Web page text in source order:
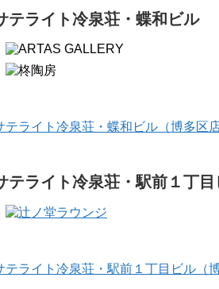
テライト冷泉荘・蝶和ビル
テライト冷泉荘・蝶和ビル（博多区
テライト冷泉荘・駅前１丁目
テライト冷泉荘・駅前１丁目ビル（